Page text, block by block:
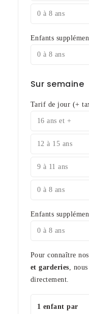
0 à 8 ans
Enfants
0 à 8 ans
Sur semaine
Tarif de jour (+
16 ans et +
12 à 15 ans
9 à 11 ans
0 à 8 ans
Enfants
0 à 8 ans
Pour connaître
et garderies ,
directement.
1 enfant par